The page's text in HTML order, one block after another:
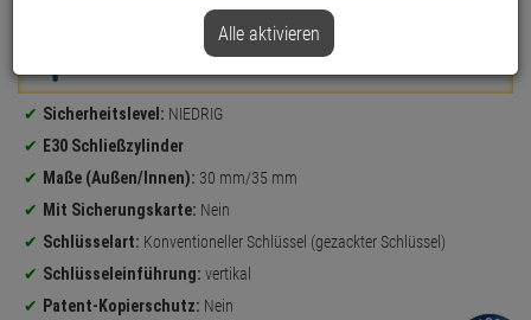
Produktinformationen
Sicherheitslevel: NIEDRIG
E30 Schließzylinder
Maße (Außen/Innen): 30 mm/35 mm
Mit Sicherungskarte: Nein
Schlüsselart: Konventioneller Schlüssel (gezackter Schlüssel)
Schlüsseleinführung: vertikal
Patent-Kopierschutz: Nein
Alle aktivieren